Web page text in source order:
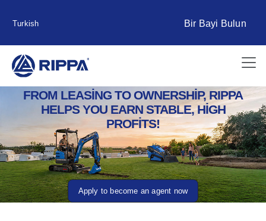
Turkish Bir Bayi Bulun
FROM LEASING TO OWNERSHIP, RIPPA
HELPS YOU EARN STABLE, HIGH
PROFITS!
Apply to become an agent now